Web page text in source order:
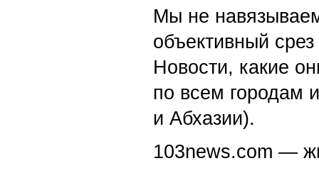
Мы не
объективный
Новости, какие
по всем городам
и Абхазии).
103news.com —